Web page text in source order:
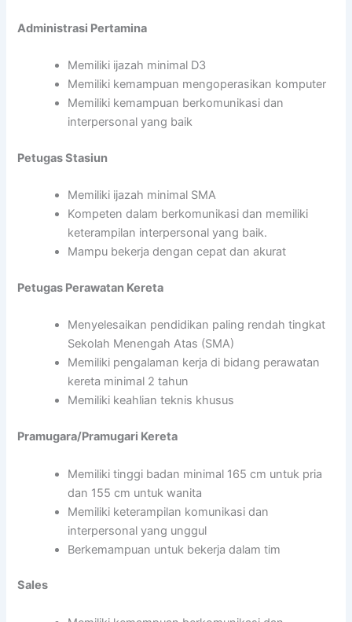
Administrasi Pertamina
Memiliki ijazah minimal D3
Memiliki kemampuan mengoperasikan komputer
Memiliki kemampuan berkomunikasi dan
interpersonal yang baik
Petugas Stasiun
Memiliki ijazah minimal SMA
Kompeten dalam berkomunikasi dan memiliki
keterampilan interpersonal yang baik.
Mampu bekerja dengan cepat dan akurat
Petugas Perawatan Kereta
Menyelesaikan pendidikan paling rendah tingkat
Sekolah Menengah Atas (SMA)
Memiliki pengalaman kerja di bidang perawatan
kereta minimal 2 tahun
Memiliki keahlian teknis khusus
Pramugara/Pramugari Kereta
Memiliki tinggi badan minimal 165 cm untuk pria
dan 155 cm untuk wanita
Memiliki keterampilan komunikasi dan
interpersonal yang unggul
Berkemampuan untuk bekerja dalam tim
Sales